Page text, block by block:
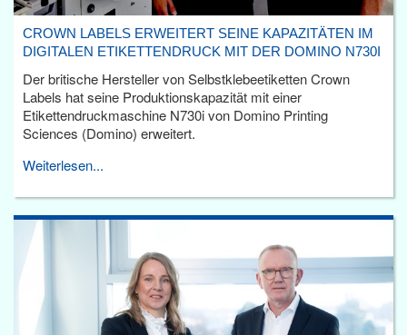
CROWN LABELS ERWEITERT SEINE KAPAZITÄTEN IM
DIGITALEN ETIKETTENDRUCK MIT DER DOMINO N730I
Der britische Hersteller von Selbstklebeetiketten Crown
Labels hat seine Produktionskapazität mit einer
Etikettendruckmaschine N730i von Domino Printing
Sciences (Domino) erweitert.
Weiterlesen...